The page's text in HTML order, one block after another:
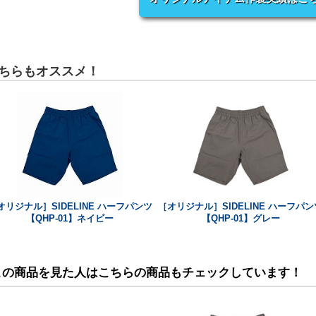
らもオススメ！
リジナル］SIDELINE ハーフパンツ
【QHP-01】ネイビー
［オリジナル］SIDELINE ハーフパン
【QHP-01】グレー
商品を見た人はこちらの商品もチェックしています！